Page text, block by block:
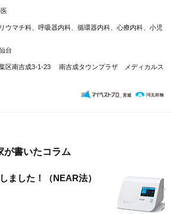
ウマチ科、呼吸器内科、循環器内科、心療内科、小児
台
区南吉成3-1-23 南吉成タウンプラザ メディカルス
が書いたコラム
ました！（NEAR法）